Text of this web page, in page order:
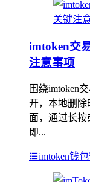
imtoken交
注意事项
围绕imtoken
开，本地删除
面，通过长
即...
imtoken钱